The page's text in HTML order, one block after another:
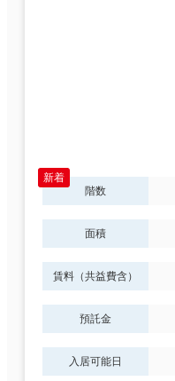
階数
面積
賃料（共益費含）
預託金
入居可能日